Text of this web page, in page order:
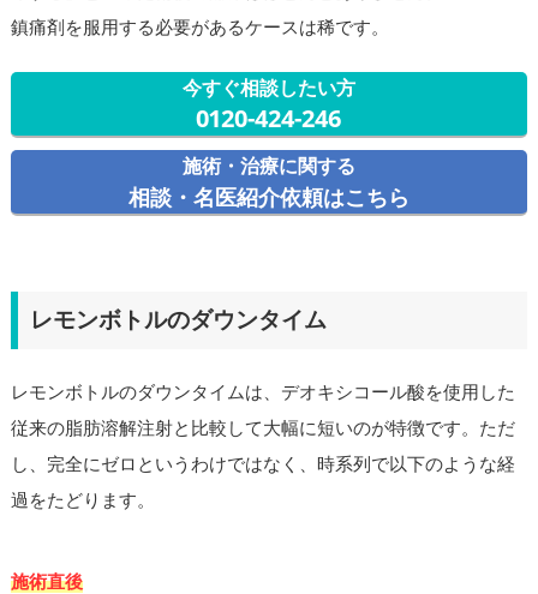
鎮痛剤を服用する必要があるケースは稀です。
今すぐ相談したい方
0120-424-246
施術・治療に関する
相談・名医紹介依頼はこちら
レモンボトルのダウンタイム
レモンボトルのダウンタイムは、デオキシコール酸を使用した
従来の脂肪溶解注射と比較して大幅に短いのが特徴です。ただ
し、完全にゼロというわけではなく、時系列で以下のような経
過をたどります。
施術直後